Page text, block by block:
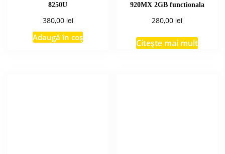
8250U
380,00 lei
Adaugă în coș
920MX 2GB functionala
280,00 lei
Citește mai mult